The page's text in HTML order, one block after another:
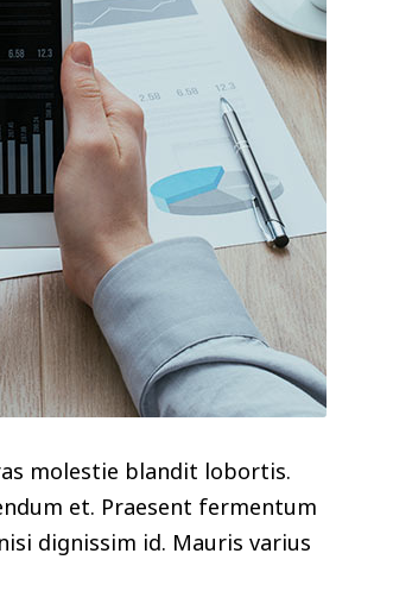
molestie blandit lobortis.
et. Praesent fermentum
dignissim id. Mauris varius